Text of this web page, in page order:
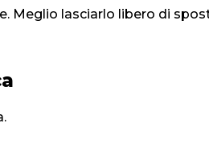
Meglio lasciarlo libero di